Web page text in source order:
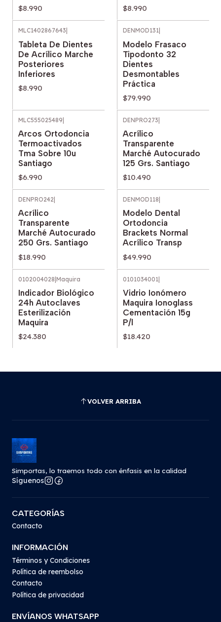
$8.990 $8.990
MLC1402867643
Tableta De Dientes
De Acrílico Marche
Posteriores
Inferiores
$8.990
DENMOD131
Modelo Frasaco
Tipodonto 32
Dientes
Desmontables
Práctica
$79.990
MLC555025489
Arcos Ortodoncia
Termoactivados
Tma Sobre 10u
Santiago
$6.990
DENPRO273
Acrílico
Transparente
Marché Autocurado
125 Grs. Santiago
$10.490
DENPRO242
Acrílico
Transparente
Marché Autocurado
250 Grs. Santiago
$18.990
DENMOD118
Modelo Dental
Ortodoncia
Brackets Normal
Acrílico Transp
$49.990
0102004028|Maquira
Indicador Biológico
24h Autoclaves
Esterilización
Maquira
$24.380
0101034001|
Vidrio Ionómero
Maquira Ionoglass
Cementación 15g
P/l
$18.420
VOLVER ARRIBA
Simportas, lo traemos todo con énfasis en la calidad
Síguenos
CATEGORÍAS
Contacto
INFORMACIÓN
Términos y Condiciones
Política de reembolso
Contacto
Política de privacidad
ENVÍANOS WHATSAPP